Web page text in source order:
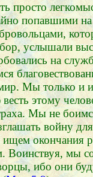
просто
попавшими
услышали
на
Мы только и
весть этому
Мы не
войну
окончания
Воинствуя, мы
ибо они